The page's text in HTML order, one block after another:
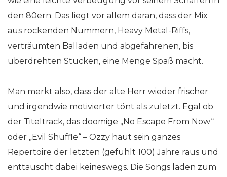
den 80ern. Das liegt vor allem daran, dass der Mix
aus rockenden Nummern, Heavy Metal-Riffs,
verträumten Balladen und abgefahrenen, bis
überdrehten Stücken, eine Menge Spaß macht.
Man merkt also, dass der alte Herr wieder frischer
und irgendwie motivierter tönt als zuletzt. Egal ob
der Titeltrack, das doomige „No Escape From Now“
oder „Evil Shuffle“ – Ozzy haut sein ganzes
Repertoire der letzten (gefühlt 100) Jahre raus und
enttäuscht dabei keineswegs. Die Songs laden zum